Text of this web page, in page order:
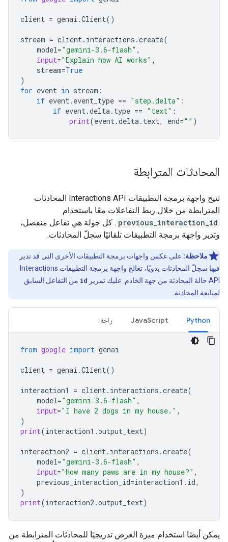
client = genai .Client()
stream = client. interactions .create(
model="gemini-3.6-flash" ,
input="Explain how AI works" ,
stream=True
)
for event in stream :
if event. event_type == "step.delta" :
if event.delta. type == "text" :
print(event.delta. text, end="" )
المحادثات المترابطة
تتيح واجهة برمجة التطبيقات Interactions API المحادثات
المترابطة من خلال ربط التفاعلات معًا باستخدام
previous_interaction_id . كل جولة هي تفاعل منفصل،
وتدير واجهة برمجة التطبيقات تلقائيًا سجلّ المحادثات.
ملاحظة: على عكس واجهات برمجة التطبيقات الأخرى التي قد تدير
فيها سجلّ المحادثات يدويًا، تعالج واجهة برمجة التطبيقات Interactions
API حالة المحادثة من جهة الخادم. عليك تمرير
id من التفاعل السابق
لمتابعة المحادثة.
Python
JavaScript راحة
from google import genai
client = genai .Client()
interaction1 = client. interactions .create(
model="gemini-3.6-flash" ,
input="I have 2 dogs in my house." ,
)
print(interaction1 .output_text)
interaction2 = client. interactions .create(
model="gemini-3.6-flash" ,
input="How many paws are in my house?" ,
previous_interaction_id=interaction1 . id,
)
print(interaction2.output_text)
يمكن أيضًا استخدام ميزة العرض تدريجيًا للمحادثات المترابطة من